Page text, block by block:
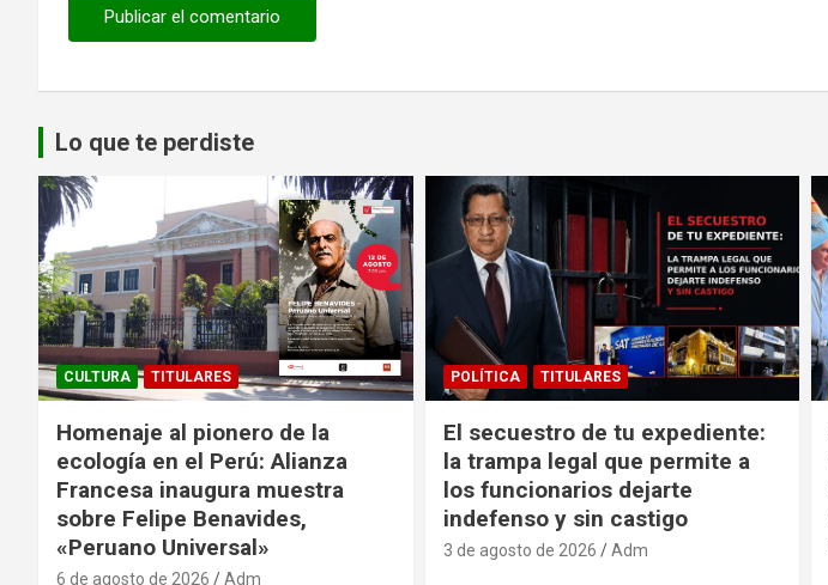
Lo que te perdiste
CULTURA TITULARES
Homenaje al pionero de la
ecología en el Perú: Alianza
Francesa inaugura muestra
sobre Felipe Benavides,
«Peruano Universal»
6 de agosto de 2026 Adm
POLÍTICA TITULARES
El secuestro de tu expediente:
la trampa legal que permite a
los funcionarios dejarte
indefenso y sin castigo
3 de agosto de 2026 Adm